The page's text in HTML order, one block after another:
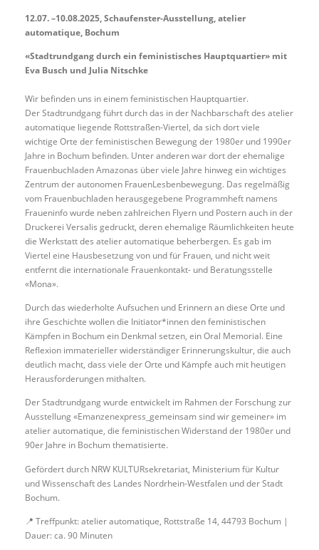
12.07. –10.08.2025, Schaufenster-Ausstellung, atelier
automatique, Bochum
«Stadtrundgang durch ein feministisches Hauptquartier» mit
Eva Busch und Julia Nitschke
Wir befinden uns in einem feministischen Hauptquartier.
Der Stadtrundgang führt durch das in der Nachbarschaft des atelier
automatique liegende Rottstraßen-Viertel, da sich dort viele
wichtige Orte der feministischen Bewegung der 1980er und 1990er
Jahre in Bochum befinden. Unter anderen war dort der ehemalige
Frauenbuchladen Amazonas über viele Jahre hinweg ein wichtiges
Zentrum der autonomen FrauenLesbenbewegung. Das regelmäßig
vom Frauenbuchladen herausgegebene Programmheft namens
Fraueninfo wurde neben zahlreichen Flyern und Postern auch in der
Druckerei Versalis gedruckt, deren ehemalige Räumlichkeiten heute
die Werkstatt des atelier automatique beherbergen. Es gab im
Viertel eine Hausbesetzung von und für Frauen, und nicht weit
entfernt die internationale Frauenkontakt- und Beratungsstelle
«Mona».
Durch das wiederholte Aufsuchen und Erinnern an diese Orte und
ihre Geschichte wollen die Initiator*innen den feministischen
Kämpfen in Bochum ein Denkmal setzen, ein Oral Memorial. Eine
Reflexion immaterieller widerständiger Erinnerungskultur, die auch
deutlich macht, dass viele der Orte und Kämpfe auch mit heutigen
Herausforderungen mithalten.
Der Stadtrundgang wurde entwickelt im Rahmen der Forschung zur
Ausstellung «Emanzenexpress_gemeinsam sind wir gemeiner» im
atelier automatique, die feministischen Widerstand der 1980er und
90er Jahre in Bochum thematisierte.
Gefördert durch NRW KULTURsekretariat, Ministerium für Kultur
und Wissenschaft des Landes Nordrhein-Westfalen und der Stadt
Bochum.
📍 Treffpunkt: atelier automatique, Rottstraße 14, 44793 Bochum |
Dauer: ca. 90 Minuten